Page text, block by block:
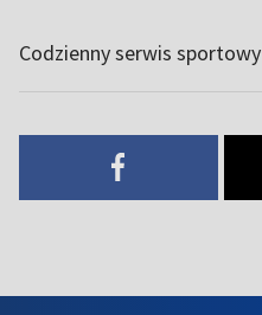
Codzienny serwis sportowy